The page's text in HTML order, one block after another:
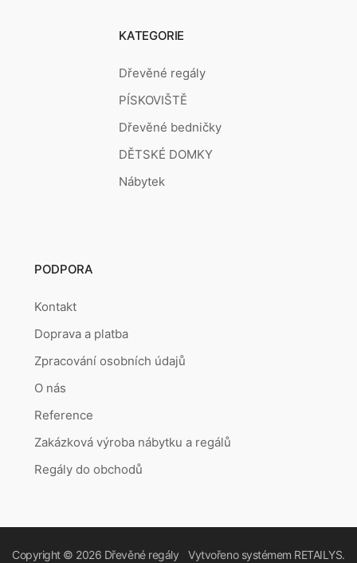
KATEGORIE
Dřevěné regály
PÍSKOVIŠTĚ
Dřevěné bedničky
DĚTSKÉ DOMKY
Nábytek
PODPORA
Kontakt
Doprava a platba
Zpracování osobních údajů
O nás
Reference
Zakázková výroba nábytku a regálů
Regály do obchodů
Copyright © 2026 Dřevěné regály Vytvořeno systémem RETAILYS.